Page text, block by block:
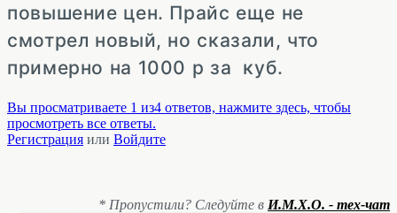
повышение цен. Прайс еще не
смотрел новый, но сказали, что
примерно на 1000 р за куб.
Вы просматриваете 1 из4 ответов, нажмите здесь, чтобы
просмотреть все ответы.
Регистрация или Войдите
* Пропустили? Следуйте в И.М.Х.О. - тех-чат